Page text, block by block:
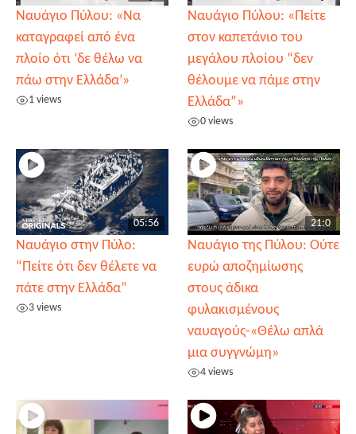
Ναυάγιο Πύλου: «Να
καταγραφεί από ένα
πλοίο ότι ‘δε θέλω να
πάω στην Ελλάδα’»
1 views
Ναυάγιο Πύλου: «Πείτε
στον καπετάνιο του
μεγάλου πλοίου “δεν
θέλουμε να πάμε στην
Ελλάδα”»
0 views
05:56
Ναυάγιο στην Πύλο:
“Πείτε ότι δεν θέλετε να
πάτε στην Ελλάδα”
3 views
21:0
Ναυάγιο της Πύλου: Ούτε
ευρώ αποζημίωσης
στους άδικα
φυλακισμένους
ναυαγούς-«Θέλω απλά
μια συγγνώμη»
4 views